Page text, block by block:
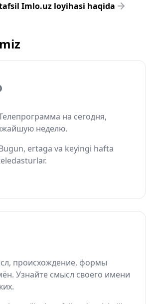
Imlo.uz loyihasi haqida
на сегодня,
неделю.
ertaga va keyingi hafta
происхождение, формы
Узнайте смысл своего имени